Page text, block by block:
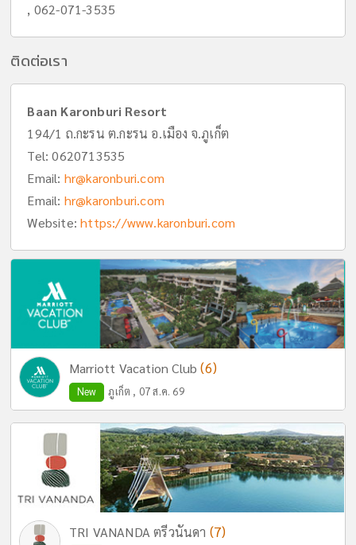
, 062-071-3535
ติดต่อเรา
Baan Karonburi Resort
194/1 ถ.กะรน ต.กะรน อ.เมือง จ.ภูเก็ต
Tel:0620713535
Email: hr@karonburi.com
Email: hr@karonburi.com
Website:https://www.karonburi.com
Marriott Vacation Club(6)
New ภูเก็ต , 07 ส.ค. 69
TRI VANANDA ตรีวนันดา (7)